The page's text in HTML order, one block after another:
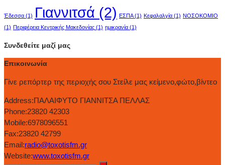
Έδεσσα (1) Γιαννιτσά (2) ΕΣΠΑ(1) Κεφαλαλγία (1) ΝΟΣΟΚΟΜΙΟ
(1) Περιφέρεια Κεντρικής Μακεδονίας (1) ημικρανία (1)
Συνδεθείτε μαζί μας
Επικοινωνία
Γίνε ρεπόρτερ της περιοχής σου Στείλε μας κείμενο,φώτο,βίντεο
Address:ΠΑΛΑΙΦΥΤΟ ΓΙΑΝΝΙΤΣΑ ΠΕΛΛΑΣ
Phone:23820 42303
Mobile:6978096551
Fax:23820 42799
Email:radio@toxotisfm.gr
Website:www.toxotisfm.gr